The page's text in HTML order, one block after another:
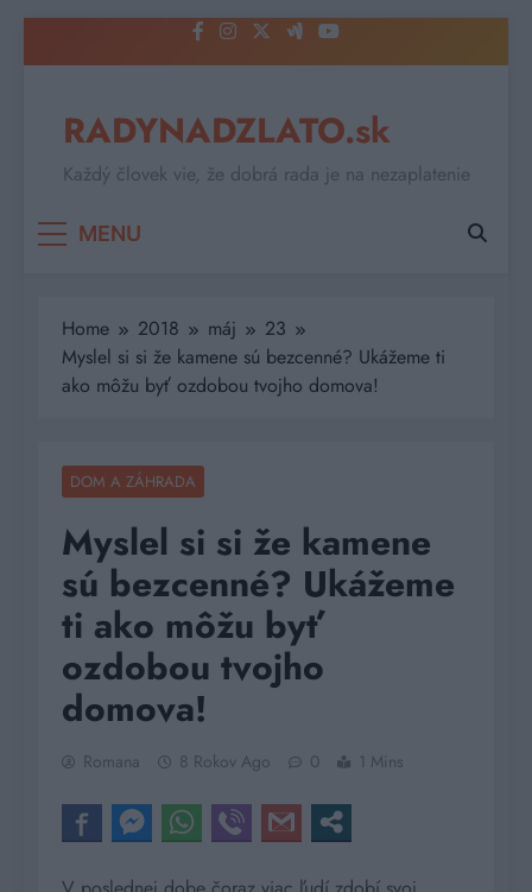
to
RADYNADZLATO.sk
Každý človek vie, že dobrá rada je na nezaplatenie
MENU
Home 2018 máj
23
Myslel si si že kamene sú bezcenné? Ukážeme ti
ako môžu byť ozdobou tvojho domova!
DOM A ZÁHRADA
Myslel si si že kamene
sú bezcenné? Ukážeme
ti ako môžu byť
ozdobou tvojho
domova!
Romana 8 Rokov Ago 0 1 Mins